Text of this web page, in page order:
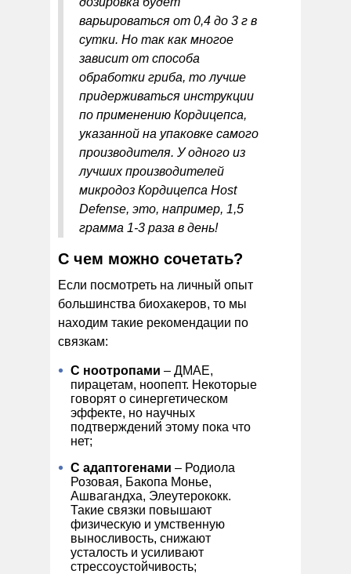
варьироваться от 0,4 до 3 г в
сутки. Но так как многое
зависит от способа
обработки гриба, то лучше
придерживаться инструкции
по применению Кордицепса,
указанной на упаковке самого
производителя. У одного из
лучших производителей
микродоз Кордицепса Host
Defense, это, например, 1,5
грамма 1-3 раза в день!
С чем можно сочетать?
Если посмотреть на личный опыт
большинства биохакеров, то мы
находим такие рекомендации по
связкам:
С ноотропами – ДМАЕ,
пирацетам, ноопепт. Некоторые
говорят о синергетическом
эффекте, но научных
подтверждений этому пока что
нет;
С адаптогенами – Родиола
Розовая, Бакопа Монье,
Ашвагандха, Элеутерококк.
Такие связки повышают
физическую и умственную
выносливость, снижают
усталость и усиливают
стрессоустойчивость;